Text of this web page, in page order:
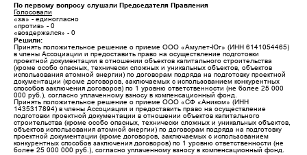
По первому вопросу слушали Председателя Правления
Голосовали
«за» - единогласно
«против» - 0
«воздержался» - 0
Решили:
Принять положительное решение о приеме ООО «Амулет-Юг» (ИНН 6141054465)
в члены Ассоциации и предоставить право на осуществление подготовки
проектной документации в отношении объектов капитального строительства
(кроме особо опасных, технически сложных и уникальных объектов, объектов
использования атомной энергии) по договорам подряда на подготовку проектной
документации (кроме договоров, заключаемых с использованием конкурентных
способов заключения договоров) по 1 уровню ответственности (не более 25 000
000 руб.), согласно уплаченному взносу в компенсационный фонд.
Принять положительное решение о приеме ООО «СФ «Аником» (ИНН
1435317894) в члены Ассоциации и предоставить право на осуществление
подготовки проектной документации в отношении объектов капитального
строительства (кроме особо опасных, технически сложных и уникальных объектов,
объектов использования атомной энергии) по договорам подряда на подготовку
проектной документации (кроме договоров, заключаемых с использованием
конкурентных способов заключения договоров) по 1 уровню ответственности (не
более 25 000 000 руб.), согласно уплаченному взносу в компенсационный фонд.